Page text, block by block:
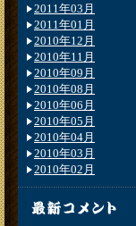
2011年03月
2011年01月
2010年12月
2010年11月
2010年09月
2010年08月
2010年06月
2010年05月
2010年04月
2010年03月
2010年02月